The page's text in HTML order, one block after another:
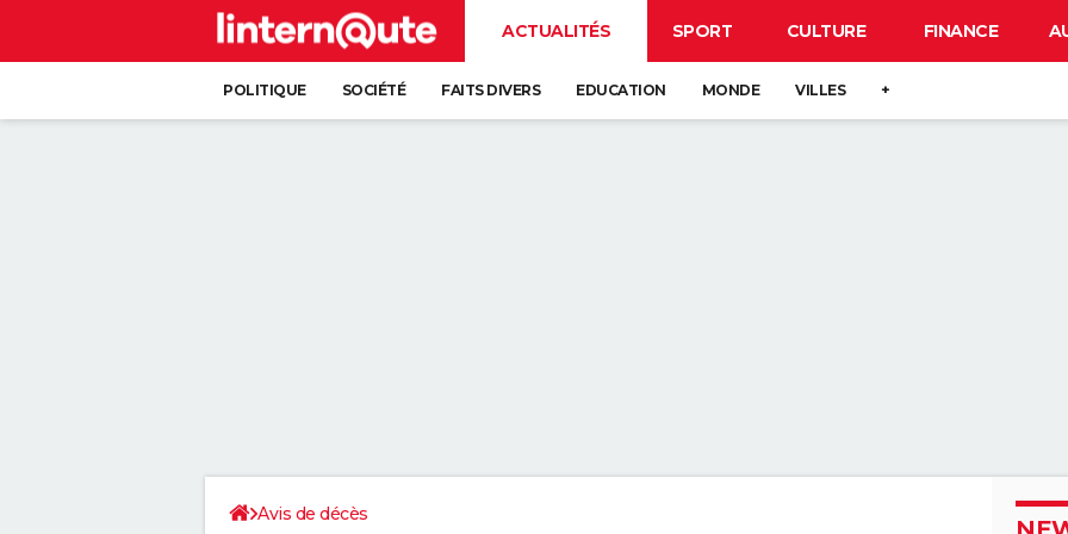
ACTUALITÉS SPORT CULTURE FINANCE
POLITIQUE SOCIÉTÉ FAITS DIVERS EDUCATION MONDE VILLES +
Avis de décès